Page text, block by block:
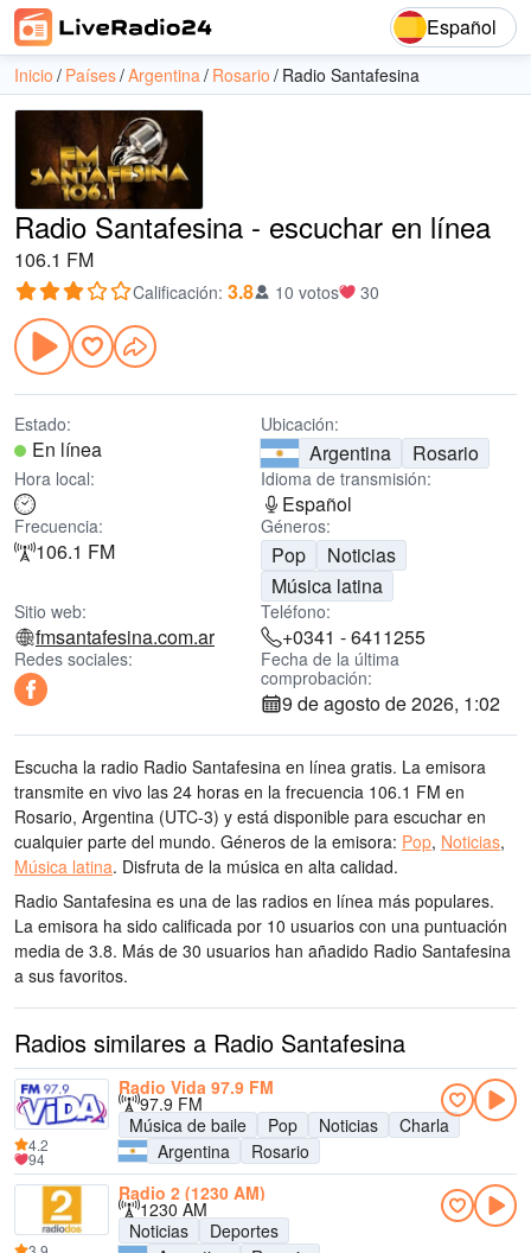
Español
Inicio Países Argentina Rosario Radio Santafesina
Radio Santafesina - escuchar en línea
106.1 FM
Calificación: 3.8 10 votos 30
Estado:
En línea
Ubicación:
Argentina Rosario
Hora local: Idioma de transmisión:
Español
Frecuencia:
106.1 FM
Géneros:
Pop
Noticias
Música latina
Sitio web:
fmsantafesina.com.ar
Teléfono:
+0341 - 6411255
Redes sociales:
Fecha de la última
comprobación:
9 de agosto de 2026, 1:02
Escucha la radio Radio Santafesina en línea gratis. La emisora
transmite en vivo las 24 horas en la frecuencia 106.1 FM en
Rosario, Argentina (UTC-3) y está disponible para escuchar en
cualquier parte del mundo. Géneros de la emisora: Pop, Noticias,
Música latina. Disfruta de la música en alta calidad.
Radio Santafesina es una de las radios en línea más populares.
La emisora ha sido calificada por 10 usuarios con una puntuación
media de 3.8. Más de 30 usuarios han añadido Radio Santafesina
a sus favoritos.
Radios similares a Radio Santafesina
Radio Vida 97.9 FM
97.9 FM
Música de baile
Pop Noticias
Charla
Argentina
Rosario
4.2
94
Radio 2 (1230 AM)
1230 AM
Noticias
Deportes